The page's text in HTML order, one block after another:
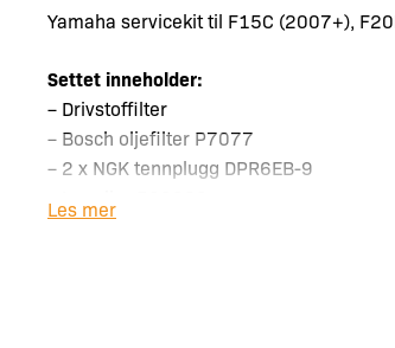
Yamaha servicekit til F15C (2007+),
Settet inneholder:
– Drivstoffilter
– Bosch oljefilter P7077
– 2 x NGK tennplugg DPR6EB-9
– Impeller 500363
– Impellerfett 5 g
Les mer